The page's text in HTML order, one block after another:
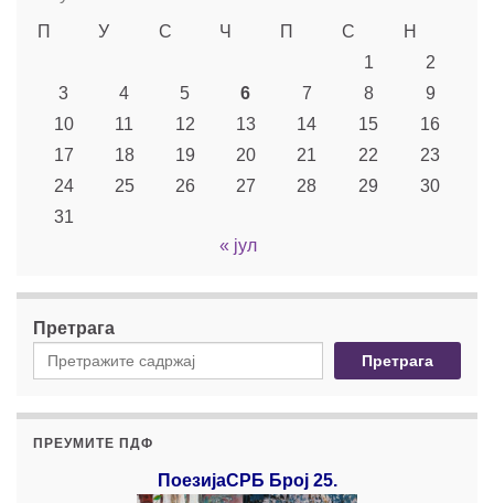
П
У С Ч П С
Н
1
2
3
4 5 6 7 8
9
10
11 12 13 14 15
16
17
18 19 20 21 22
23
24
25 26 27 28 29
30
31
« јул
Претрага
Претрага
ПРЕУМИТЕ ПДФ
ПоезијаСРБ Број 25.